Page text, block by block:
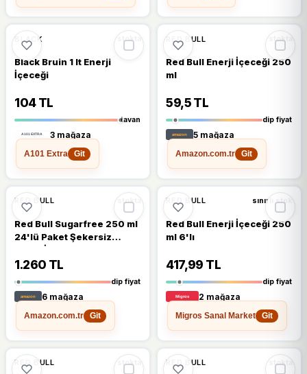
%37 %37 DÜŞTÜ
BLACK stokta
Black Bruin 1 lt Enerji
İçeceği
104 TL
tavan
3 mağaza
A101 Extra
Git
%50 %50 DÜŞTÜ
RED BULL stokta
Red Bull Enerji İçeceği 250
ml
59,5 TL
dip fiyat
5 mağaza
Amazon.com.tr
Git
%42 %42 DÜŞTÜ
RED BULL stokta
Red Bull Sugarfree 250 ml
24'lü Paket Şekersiz
Enerji İçeceği
1.260 TL
dip fiyat
6 mağaza
Amazon.com.tr
Git
%34 %34 DÜŞTÜ
RED BULL sınırlı stok
Red Bull Enerji İçeceği 250
ml 6'lı
417,99 TL
dip fiyat
2 mağaza
Migros Sanal Market
Git
%35 %35 DÜŞTÜ
RED BULL stokta %33 %33 DÜŞTÜ
RED BULL stokta